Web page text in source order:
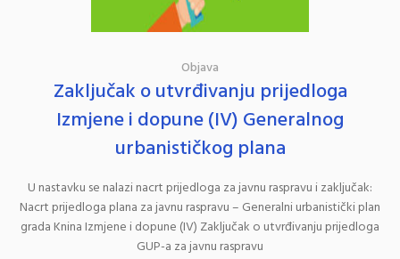
Objava
Zaključak o utvrđivanju prijedloga
Izmjene i dopune (IV) Generalnog
urbanističkog plana
U nastavku se nalazi nacrt prijedloga za javnu raspravu i zaključak:
Nacrt prijedloga plana za javnu raspravu – Generalni urbanistički plan
grada Knina Izmjene i dopune (IV) Zaključak o utvrđivanju prijedloga
GUP-a za javnu raspravu